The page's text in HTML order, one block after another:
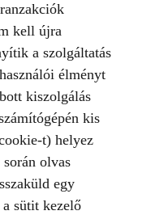
kell újra
a szolgáltatás
élményt
kiszolgálás
kis
t) helyez
olvas
egy
sütit kezelő